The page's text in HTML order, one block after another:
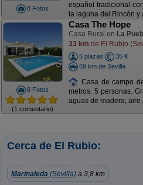
8 Fotos
español tradicional
la laguna del Rincón y
8 Fotos
(1 comentario)
Casa The Hope
Casa Rural en La
33 km de El Rubio
5 plazas
35 €
69 km de Sevilla
Casa de campo
metros. 5 personas.
aguas de madera, aire
Cerca de El Rubio:
Marinaleda (Sevilla) a 3,8 km